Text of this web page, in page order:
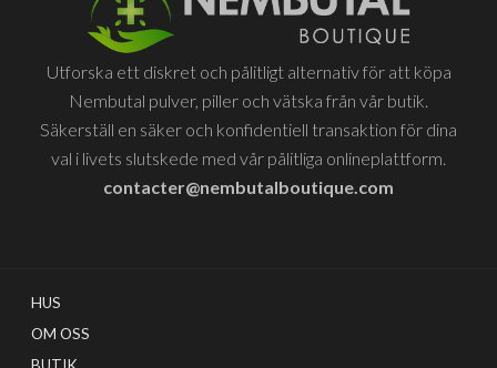
Utforska ett diskret och pålitligt alternativ för att köpa
Nembutal pulver, piller och vätska från vår butik.
Säkerställ en säker och konfidentiell transaktion för dina
val i livets slutskede med vår pålitliga onlineplattform.
contacter@nembutalboutique.com
HUS
OM OSS
BUTIK